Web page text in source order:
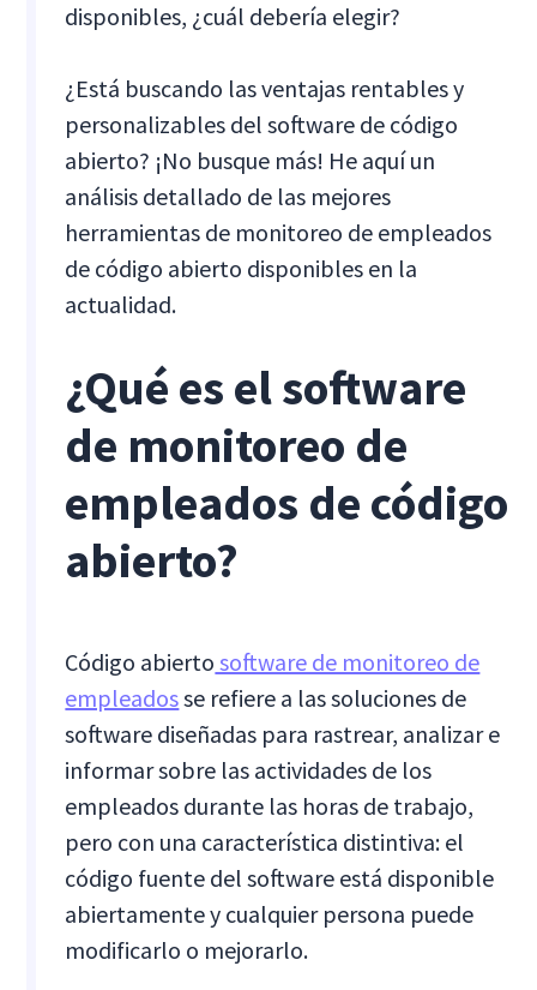
disponibles, ¿cuál debería elegir?
¿Está buscando las ventajas rentables y
personalizables del software de código
abierto? ¡No busque más! He aquí un
análisis detallado de las mejores
herramientas de monitoreo de empleados
de código abierto disponibles en la
actualidad.
¿Qué es el software
de monitoreo de
empleados de código
abierto?
Código abierto software de monitoreo de
empleadosse refiere a las soluciones de
software diseñadas para rastrear, analizar e
informar sobre las actividades de los
empleados durante las horas de trabajo,
pero con una característica distintiva: el
código fuente del software está disponible
abiertamente y cualquier persona puede
modificarlo o mejorarlo.